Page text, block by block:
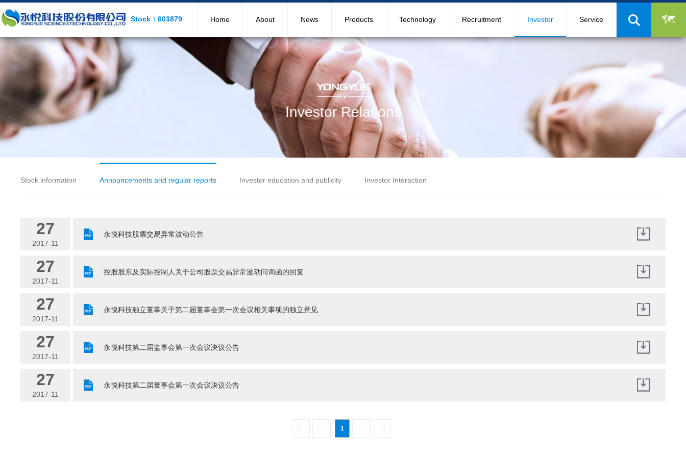
Home About News Products Technology Recruitment Investor Service
Stock：603879
Investor Relations
Stock information Announcements and regular reports Investor education and publicity Investor Interaction
27
2017-11
永悦科技股票交易异常波动公告
27
2017-11
控股股东及实际控制人关于公司股票交易异常波动问询函的回复
27
2017-11
永悦科技独立董事关于第二届董事会第一次会议相关事项的独立意见
27
2017-11
永悦科技第二届监事会第一次会议决议公告
27
2017-11
永悦科技第二届董事会第一次会议决议公告
1